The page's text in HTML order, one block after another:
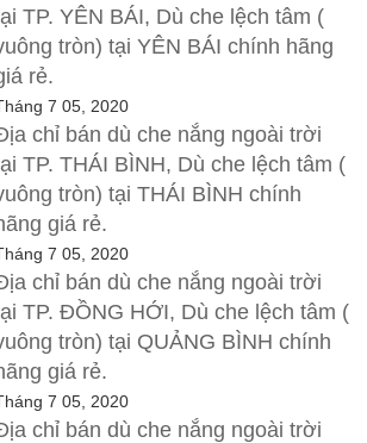
TP. YÊN BÁI, Dù che lệch tâm (
tròn) tại YÊN BÁI chính hãng
rẻ.
7 05, 2020
chỉ bán dù che nắng ngoài trời
TP. THÁI BÌNH, Dù che lệch tâm (
tròn) tại THÁI BÌNH chính
giá rẻ.
7 05, 2020
chỉ bán dù che nắng ngoài trời
TP. ĐỒNG HỚI, Dù che lệch tâm (
tròn) tại QUẢNG BÌNH chính
giá rẻ.
7 05, 2020
chỉ bán dù che nắng ngoài trời